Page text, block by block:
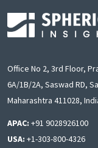
Office No 2, 3rd Floor,
6A/1B/2A, Saswad RD,
Maharashtra 411028,
APAC: +91 9028926100
USA: +1-303-800-4326